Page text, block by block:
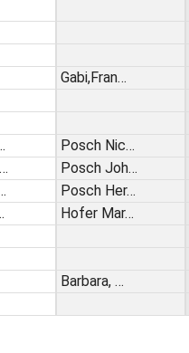
Gabi,Fran…
Posch Nic…
Posch Joh…
Posch Her…
Hofer Mar…
Barbara, …